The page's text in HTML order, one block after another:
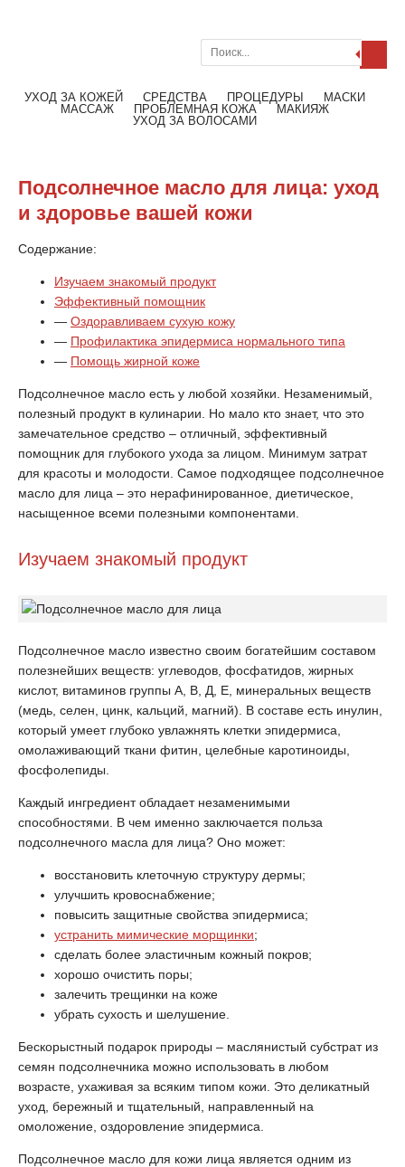
УХОД ЗА КОЖЕЙ СРЕДСТВА ПРОЦЕДУРЫ
МАСКИ
МАССАЖ
ПРОБЛЕМНАЯ КОЖА
МАКИЯЖ
УХОД ЗА ВОЛОСАМИ
Подсолнечное масло для лица: уход
и здоровье вашей кожи
Содержание:
Изучаем знакомый продукт
Эффективный помощник
— Оздоравливаем сухую кожу
— Профилактика эпидермиса нормального типа
— Помощь жирной коже
Подсолнечное масло есть у любой хозяйки. Незаменимый,
полезный продукт в кулинарии. Но мало кто знает, что это
замечательное средство – отличный, эффективный
помощник для глубокого ухода за лицом. Минимум затрат
для красоты и молодости. Самое подходящее подсолнечное
масло для лица – это нерафинированное, диетическое,
насыщенное всеми полезными компонентами.
Изучаем знакомый продукт
Подсолнечное масло известно своим богатейшим составом
полезнейших веществ: углеводов, фосфатидов, жирных
кислот, витаминов группы А, В, Д, Е, минеральных веществ
(медь, селен, цинк, кальций, магний). В составе есть инулин,
который умеет глубоко увлажнять клетки эпидермиса,
омолаживающий ткани фитин, целебные каротиноиды,
фосфолепиды.
Каждый ингредиент обладает незаменимыми
способностями. В чем именно заключается польза
подсолнечного масла для лица? Оно может:
восстановить клеточную структуру дермы;
улучшить кровоснабжение;
повысить защитные свойства эпидермиса;
устранить мимические морщинки;
сделать более эластичным кожный покров;
хорошо очистить поры;
залечить трещинки на коже
убрать сухость и шелушение.
Бескорыстный подарок природы – маслянистый субстрат из
семян подсолнечника можно использовать в любом
возрасте, ухаживая за всяким типом кожи. Это деликатный
уход, бережный и тщательный, направленный на
омоложение, оздоровление эпидермиса.
Подсолнечное масло для кожи лица является одним из